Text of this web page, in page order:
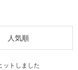
人気順
ットしました